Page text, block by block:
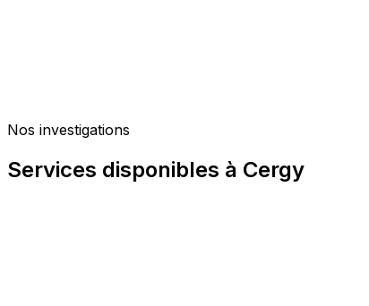
Nos investigations
Services disponibles à Cergy